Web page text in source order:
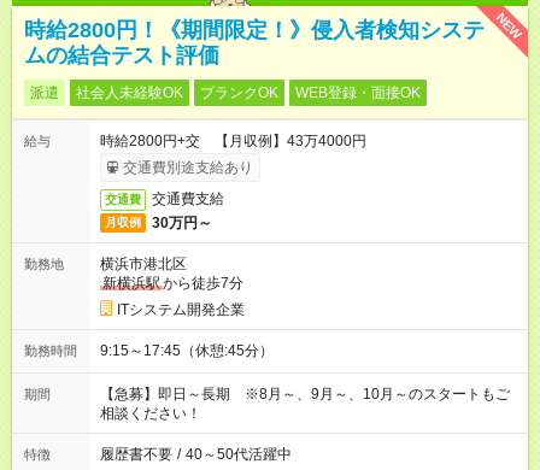
NEW
時給2800円！《期間限定！》侵入者検知システ
ムの結合テスト評価
派遣 社会人未経験OK ブランクOK WEB登録・面接OK
給与
時給2800円+交 【月収例】43万4000円
交通費別途支給あり
交通費 交通費支給
月収例 30万円～
勤務地
横浜市港北区
新横浜駅から徒歩7分
ITシステム開発企業
勤務時間 9:15～17:45（休憩:45分）
期間
【急募】即日～長期 ※8月～、9月～、10月～のスタートもご
相談ください！
特徴 履歴書不要 / 40～50代活躍中